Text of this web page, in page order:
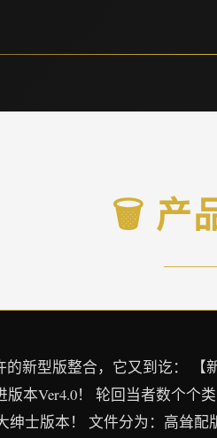
🗑️ 产
新型版整合，它又到讫：
本Ver4.0！ 轮回当者数个
绅士版本！ 文件分为：高耸